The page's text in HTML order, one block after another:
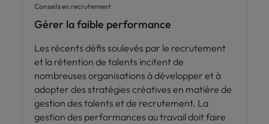
Conseils en recrutement
Gérer la faible performance
Les récents défis soulevés par le recrutement
et la rétention de talents incitent de
nombreuses organisations à développer et à
adopter des stratégies créatives en matière de
gestion des talents et de recrutement. La
gestion des performances au travail doit faire